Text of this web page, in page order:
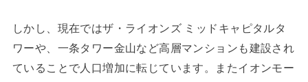
しかし、現在ではザ・ライオンズ ミッドキャピタルタ
ワーや、一条タワー金山など高層マンションも建設され
ていることで人口増加に転じています。またイオンモー